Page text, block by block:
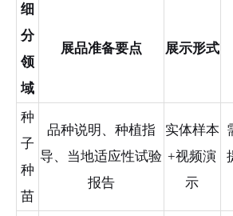
细
分
领
域
展品准备要点 展示形式
种
子
种
苗
品种说明、种植指
导、当地适应性试验
报告
实体样本
+视频演
示